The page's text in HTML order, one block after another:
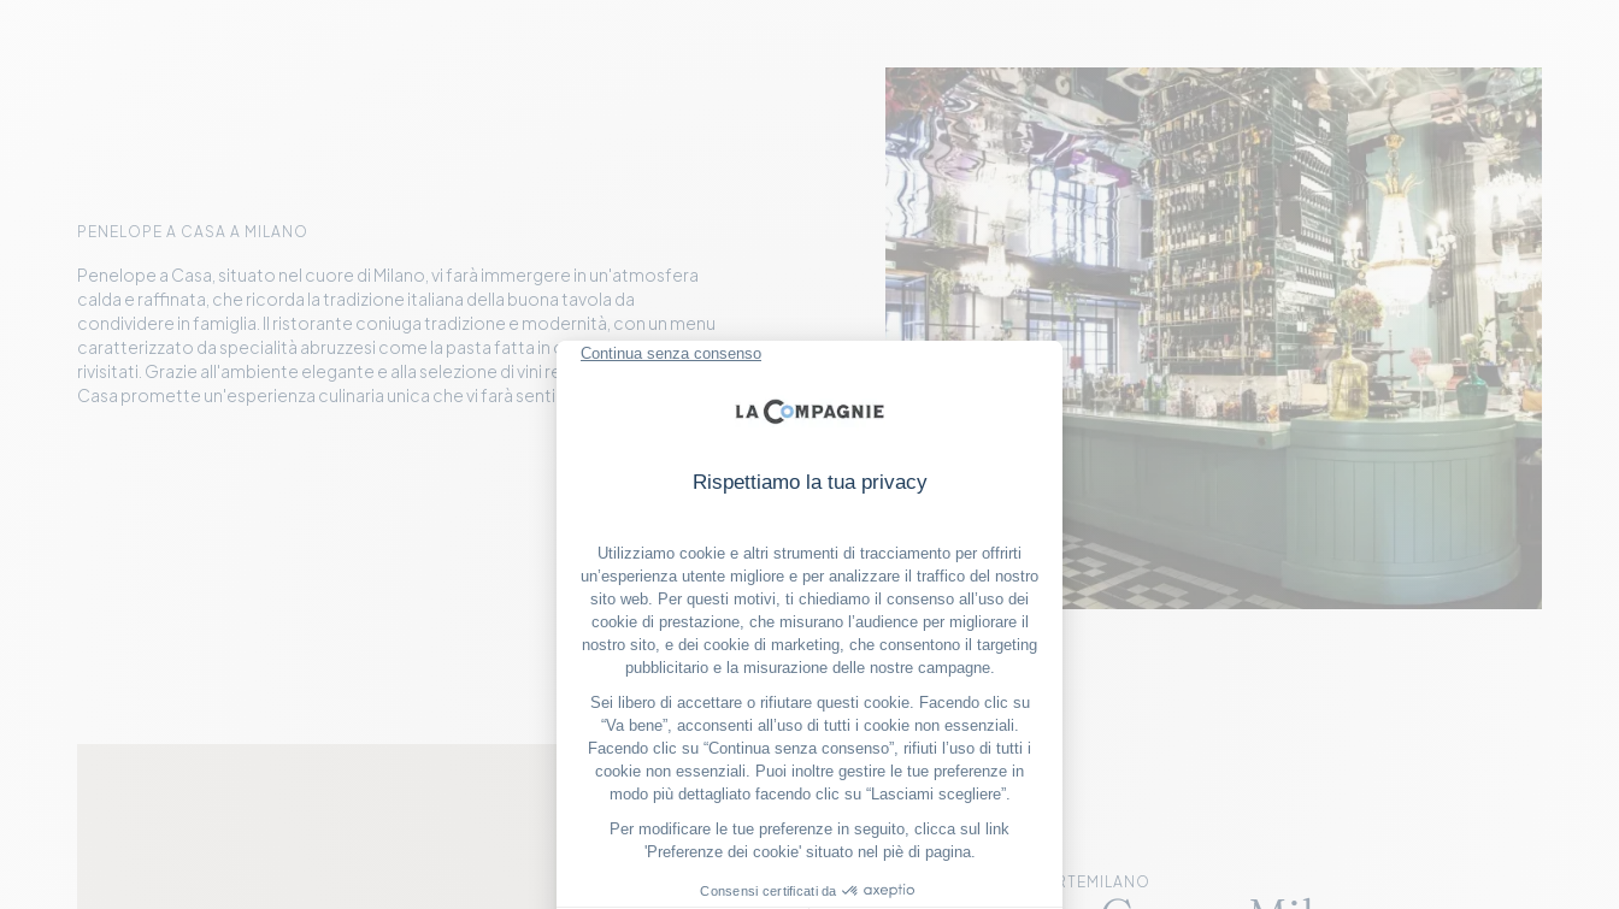
PENELOPE A CASA A MILANO
Penelope a Casa, situato nel cuore di Milano, vi farà immergere in un'atmosfera
calda e raffinata, che ricorda la tradizione italiana della buona tavola da
condividere in famiglia. Il ristorante coniuga tradizione e modernità, con un menu
caratterizzato da specialità abruzzesi come la pasta fatta in casa e alcuni piatti
rivisitati. Grazie all'ambiente elegante e alla selezione di vini regionali, Penelope a
Casa promette un'esperienza culinaria unica che vi farà sentire davvero “a casa”.
LE NOSTRE BUONE OFFERTEMILANO